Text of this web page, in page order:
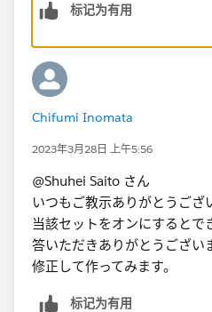
标记为有用
Chifumi Inomata
2023年3月28日 上午5:56
@Shuhei Saito さん
いつもご教示ありがとうござ
当該セットをオンにするとで
答いただきありがとうござい
修正して作ってみます。​
标记为有用